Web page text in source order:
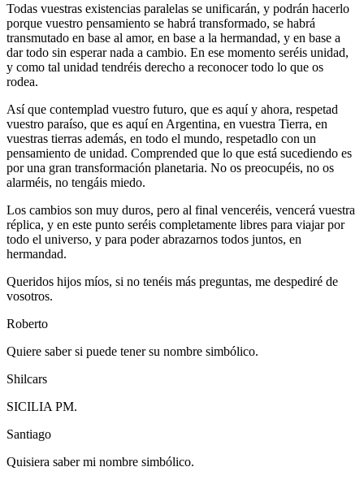
Todas vuestras existencias paralelas se unificarán, y podrán hacerlo
porque vuestro pensamiento se habrá transformado, se habrá
transmutado en base al amor, en base a la hermandad, y en base a
dar todo sin esperar nada a cambio. En ese momento seréis unidad,
y como tal unidad tendréis derecho a reconocer todo lo que os
rodea.
Así que contemplad vuestro futuro, que es aquí y ahora, respetad
vuestro paraíso, que es aquí en Argentina, en vuestra Tierra, en
vuestras tierras además, en todo el mundo, respetadlo con un
pensamiento de unidad. Comprended que lo que está sucediendo es
por una gran transformación planetaria. No os preocupéis, no os
alarméis, no tengáis miedo.
Los cambios son muy duros, pero al final venceréis, vencerá vuestra
réplica, y en este punto seréis completamente libres para viajar por
todo el universo, y para poder abrazarnos todos juntos, en
hermandad.
Queridos hijos míos, si no tenéis más preguntas, me despediré de
vosotros.
Roberto
Quiere saber si puede tener su nombre simbólico.
Shilcars
SICILIA PM.
Santiago
Quisiera saber mi nombre simbólico.